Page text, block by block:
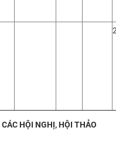
HỘI NGHỊ, HỘI THẢO